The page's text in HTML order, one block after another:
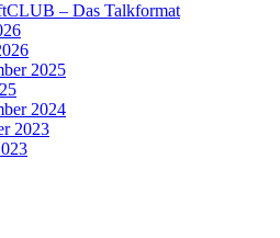
– Das Talkformat
2025
2024
2023